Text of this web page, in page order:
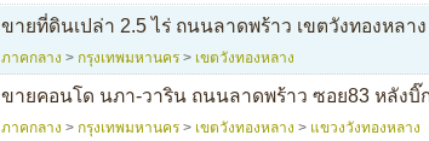
ขายที่ดินเปล่า 2.5 ไร่ ถนนลาดพร้าว เขตวังทองหลา
ภาคกลาง > กรุงเทพมหานคร > เขตวังทองหลาง
ขายคอนโด นภา-วาริน ถนนลาดพร้าว ซอย83 หลังบิ๊
ภาคกลาง > กรุงเทพมหานคร > เขตวังทองหลาง > แขวงวังทองหลาง